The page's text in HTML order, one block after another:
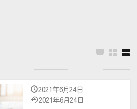
2021年6月24日
2021年6月24日